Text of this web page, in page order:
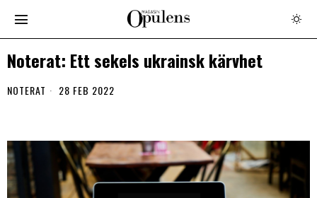
Noterat: Ett sekels ukrainsk kärvhet
NOTERAT 28 FEB 2022